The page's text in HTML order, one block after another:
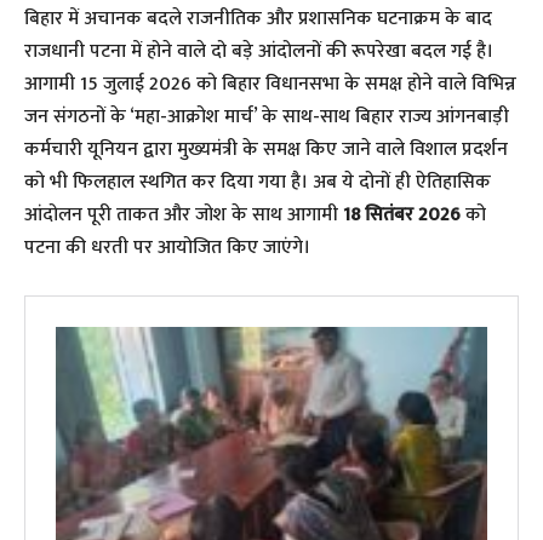
बिहार में अचानक बदले राजनीतिक और प्रशासनिक घटनाक्रम के बाद
राजधानी पटना में होने वाले दो बड़े आंदोलनों की रूपरेखा बदल गई है।
आगामी 15 जुलाई 2026 को बिहार विधानसभा के समक्ष होने वाले विभिन्न
जन संगठनों के ‘महा-आक्रोश मार्च’ के साथ-साथ बिहार राज्य आंगनबाड़ी
कर्मचारी यूनियन द्वारा मुख्यमंत्री के समक्ष किए जाने वाले विशाल प्रदर्शन
को भी फिलहाल स्थगित कर दिया गया है। अब ये दोनों ही ऐतिहासिक
आंदोलन पूरी ताकत और जोश के साथ आगामी18 सितंबर 2026को
पटना की धरती पर आयोजित किए जाएंगे।